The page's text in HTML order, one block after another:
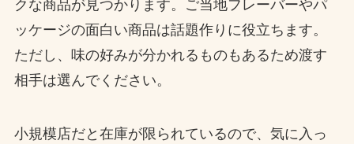
クな商品が見つかります。ご当地フレーバーやパ
ッケージの面白い商品は話題作りに役立ちます。
ただし、味の好みが分かれるものもあるため渡す
相手は選んでください。
小規模店だと在庫が限られているので、気に入っ